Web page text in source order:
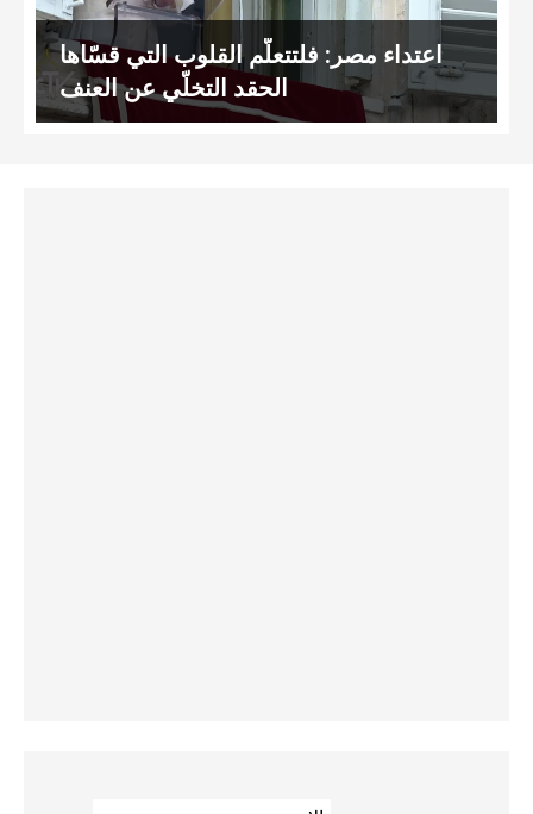
اعتداء مصر: فلتتعلّم القلوب التي قسّاها
الحقد التخلّي عن العنف